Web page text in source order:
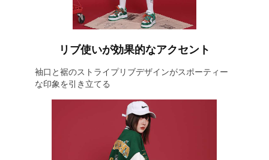
リブ使いが効果的なアクセント
袖口と裾のストライプリブデザインがスポーティー
な印象を引き立てる